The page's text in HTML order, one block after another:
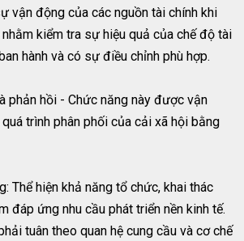
vận động của các nguồn tài chính khi
kiểm tra sự hiệu quả của chế độ tài
hành và có sự điều chỉnh phù hợp.
phản hồi - Chức năng này được vận
trình phân phối của cải xã hội bằng
Thể hiện khả năng tổ chức, khai thác
đáp ứng nhu cầu phát triển nền kinh tế.
tuân theo quan hệ cung cầu và cơ chế